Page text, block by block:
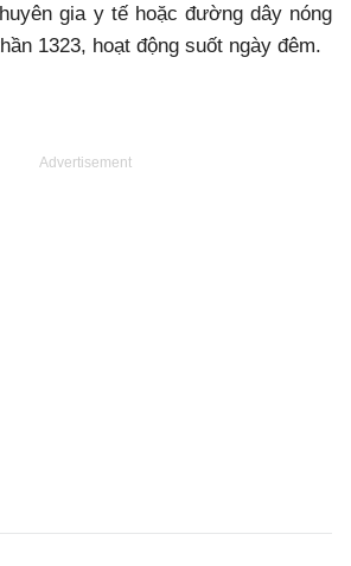
gia y tế hoặc đường dây nóng
1323, hoạt động suốt ngày đêm.
Advertisement